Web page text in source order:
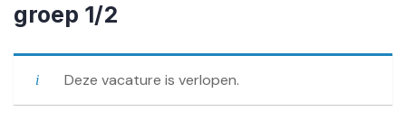
groep 1/2
Deze vacature is verlopen.